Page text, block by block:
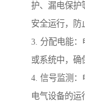
护、漏电保护
安全运行，防
3. 分配电能：
或系统中，确
4. 信号监测：
电气设备的运